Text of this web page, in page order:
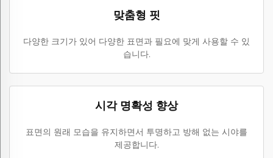
맞춤형 핏
다양한 크기가 있어 다양한 표면과 필요에 맞게 사용할 수 있
습니다.
시각 명확성 향상
표면의 원래 모습을 유지하면서 투명하고 방해 없는 시야를
제공합니다.